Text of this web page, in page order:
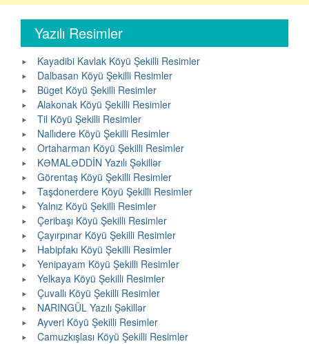
Yazılı Resimler
Kayadibi Kavlak Köyü Şekilli Resimler
Dalbasan Köyü Şekilli Resimler
Büget Köyü Şekilli Resimler
Alakonak Köyü Şekilli Resimler
Til Köyü Şekilli Resimler
Nallıdere Köyü Şekilli Resimler
Ortaharman Köyü Şekilli Resimler
KƏMALƏDDİN Yazılı Şəkillər
Görentaş Köyü Şekilli Resimler
Taşdonerdere Köyü Şekilli Resimler
Yalnız Köyü Şekilli Resimler
Çeribaşı Köyü Şekilli Resimler
Çayırpınar Köyü Şekilli Resimler
Habipfakı Köyü Şekilli Resimler
Yenipayam Köyü Şekilli Resimler
Yelkaya Köyü Şekilli Resimler
Çuvallı Köyü Şekilli Resimler
NARINGÜL Yazılı Şəkillər
Ayveri Köyü Şekilli Resimler
Camuzkışlası Köyü Şekilli Resimler